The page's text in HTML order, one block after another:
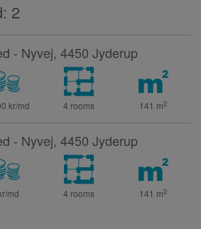
2
- Nyvej, 4450 Jyderup
kr/md 4 rooms 141 m2
- Nyvej, 4450 Jyderup
md 4 rooms 141 m2